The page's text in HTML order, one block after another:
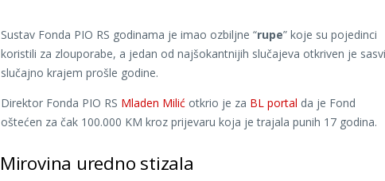
Sustav Fonda PIO RS godinama je imao ozbiljne “rupe” koje su pojedinci
koristili za zlouporabe, a jedan od najšokantnijih slučajeva otkriven je
slučajno krajem prošle godine.
Direktor Fonda PIO RS Mladen Milić otkrio je za BL portal da je Fond
oštećen za čak 100.000 KM kroz prijevaru koja je trajala punih 17 godina.
Mirovina uredno stizala